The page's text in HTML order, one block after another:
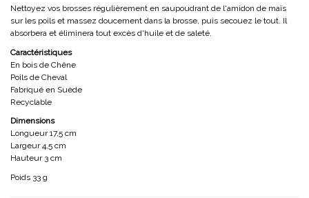
Nettoyez vos brosses régulièrement en saupoudrant de l'amidon de maïs
sur les poils et massez doucement dans la brosse, puis secouez le tout. Il
absorbera et éliminera tout excès d'huile et de saleté.
Caractéristiques
En bois de Chêne
Poils de Cheval
Fabriqué en Suède
Recyclable
Dimensions
Longueur 17,5 cm
Largeur 4,5 cm
Hauteur 3 cm
Poids 33 g